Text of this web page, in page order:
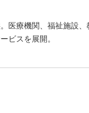
医療機関、福祉施設
ビスを展開。